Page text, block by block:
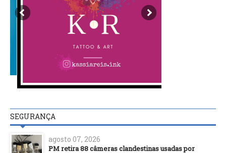
SEGURANÇA
agosto 07, 2026
PM retira 88 câmeras clandestinas usadas por